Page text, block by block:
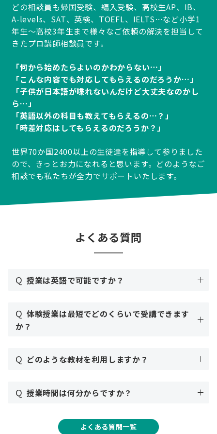
どの相談員も帰国受験、編入受験、高校生AP、IB、
A-levels、SAT、英検、TOEFL、IELTS…など小学1
年生～高校3年生まで様々なご依頼の解決を担当して
きたプロ講師相談員です。
「何から始めたらよいのかわからない…」
「こんな内容でも対応してもらえるのだろうか…」
「子供が日本語が喋れないんだけど大丈夫なのかし
ら…」
「英語以外の科目も教えてもらえるの…？」
「時差対応はしてもらえるのだろうか？」
世界70か国2400以上の生徒達を指導して参りました
ので、きっとお力になれると思います。どのようなご
相談でも私たちが全力でサポートいたします。
よくある質問
Q 授業は英語で可能ですか？
Q 体験授業は最短でどのくらいで受講できます
か？
Q どのような教材を利用しますか？
Q 授業時間は何分からですか？
よくある質問一覧